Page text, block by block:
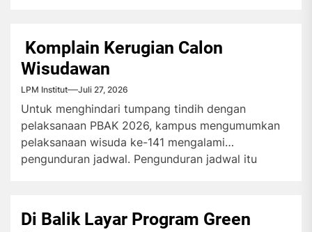
Komplain Kerugian Calon
Wisudawan
LPM Institut Juli 27, 2026
Untuk menghindari tumpang tindih dengan
pelaksanaan PBAK 2026, kampus mengumumkan
pelaksanaan wisuda ke-141 mengalami
pengunduran jadwal. Pengunduran jadwal itu
Di Balik Layar Program Green